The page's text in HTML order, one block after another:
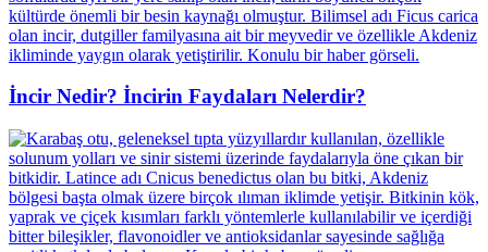
İncir Nedir? İncirin Faydaları Nelerdir?